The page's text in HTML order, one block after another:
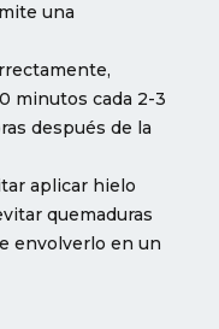
una
minutos cada 2-3
después de la
aplicar hielo
quemaduras
envolverlo en un